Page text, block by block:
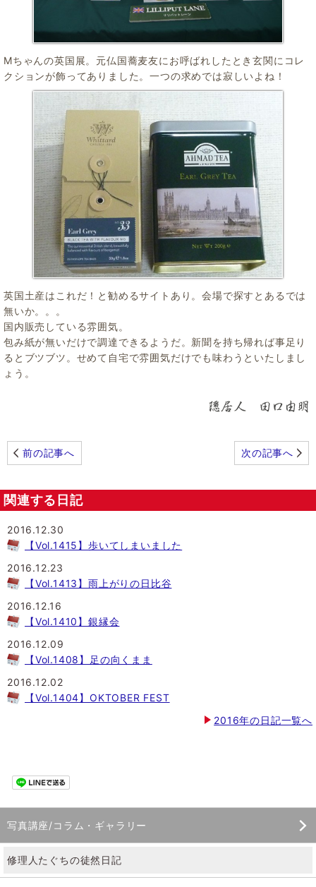
Mちゃんの英国展。元仏国蕎麦友にお呼ばれしたとき玄関にコレ
クションが飾ってありました。一つの求めでは寂しいよね！
英国土産はこれだ！と勧めるサイトあり。会場で探すとあるでは
無いか。。。
国内販売している雰囲気。
包み紙が無いだけで調達できるようだ。新聞を持ち帰れば事足り
るとブツブツ。せめて自宅で雰囲気だけでも味わうといたしまし
ょう。
前の記事へ 次の記事へ
関連する日記
2016.12.30
【Vol.1415】歩いてしまいました
2016.12.23
【Vol.1413】雨上がりの日比谷
2016.12.16
【Vol.1410】銀縁会
2016.12.09
【Vol.1408】足の向くまま
2016.12.02
【Vol.1404】OKTOBER FEST
2016年の日記一覧へ
写真講座/コラム・ギャラリー
修理人たぐちの徒然日記